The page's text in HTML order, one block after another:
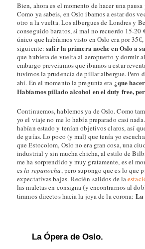
Bien, ahora es el momento de hacer una
Como ya sabeis, en Oslo ibamos a estar dos
otro a la vuelta. Los albergues de Londres y
conseguido baratos, si mal no recuerdo 15-20
único que habíamos visto en Oslo era por
siguiente:salir la primera noche en Oslo a
que hubiera de vuelta al aeropuerto y dormir
embargo preveiamos que ibamos a estar
tuvimos la prudencía de pillar albergue. Pero
ahí. En el momento la pregunta era ¿que
Habíamos pillado alcohol en el duty free,
Continuemos, hablemos ya de Oslo. Como
yo el viaje no me lo había preparado casi
habían estado y tenían objetivos claros, así
de guías. Lo poco (y mal) que tenía yo
que Estocolom, Oslo no era gran cosa, una
industrial y sin mucha chicha, al estilo de
me ha sorprendido y muy gratamente, es el
esla repanocha, pero supongo que es lo que
expectativas bajas. Recién salidos de la
las maletas en consigna (y encontrarnos al
tiramos directos hacia la joya de la corona: La
La Ópera de Oslo.